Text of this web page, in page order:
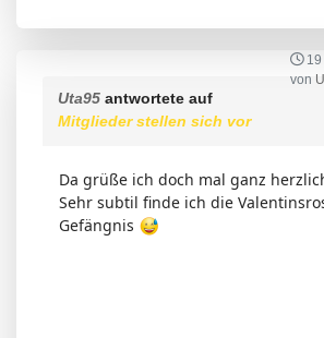
von
Uta95 antwortete auf
Mitglieder stellen sich vor
Da grüße ich doch mal ganz
Sehr subtil finde ich die
Gefängnis